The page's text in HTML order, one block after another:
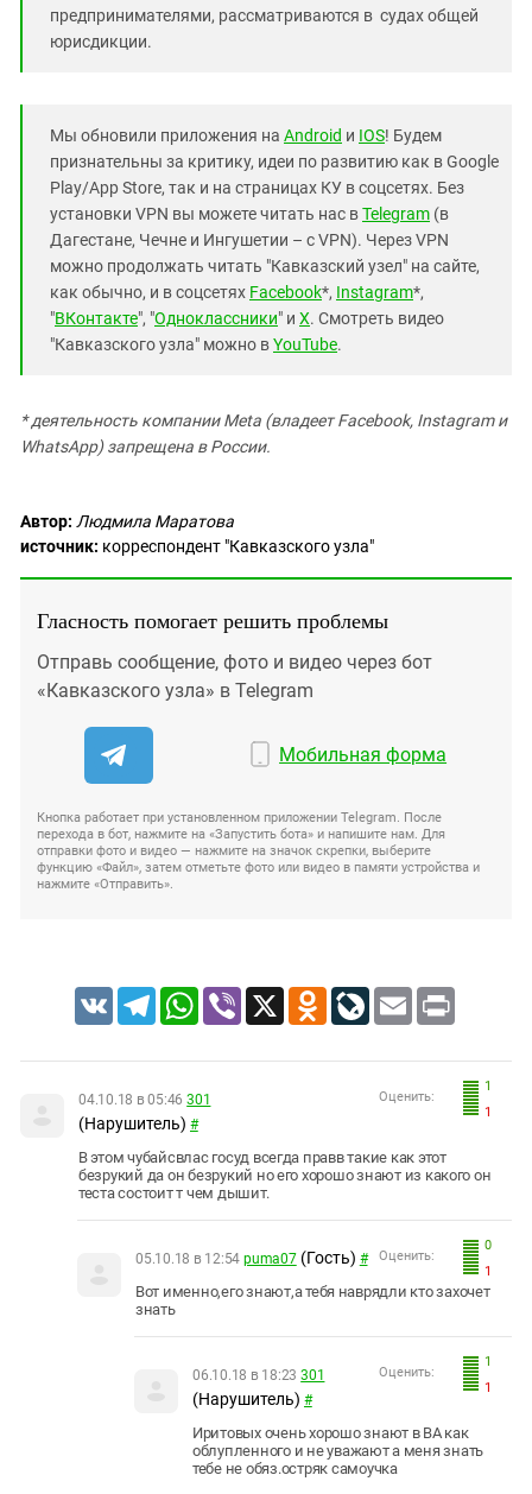
предпринимателями, рассматриваются в судах общей
юрисдикции.
Мы обновили приложения на Android и IOS! Будем
признательны за критику, идеи по развитию как в Google
Play/App Store, так и на страницах КУ в соцсетях. Без
установки VPN вы можете читать нас вTelegram (в
Дагестане, Чечне и Ингушетии – с VPN). Через VPN
можно продолжать читать "Кавказский узел" на сайте,
как обычно, и в соцсетях Facebook*, Instagram*,
"ВКонтакте", "Одноклассники" и X. Смотреть видео
"Кавказского узла" можно вYouTube.
* деятельность компании Meta (владеет Facebook, Instagram и
WhatsApp) запрещена в России.
Автор: Людмила Маратова
источник: корреспондент "Кавказского узла"
Гласность помогает решить проблемы
Отправь сообщение, фото и видео через бот
«Кавказского узла» в Telegram
Мобильная форма
Кнопка работает при установленном приложении Telegram. После
перехода в бот, нажмите на «Запустить бота» и напишите нам. Для
отправки фото и видео — нажмите на значок скрепки, выберите
функцию «Файл», затем отметьте фото или видео в памяти устройства и
нажмите «Отправить».
VK TelegramWhatsApp
Viber X Odnoklassniki
LiveJournal
Email Print
1
1
Оценить:
04.10.18 в 05:46 301
(Нарушитель) #
В этом чубайсвлас госуд всегда правв такие как этот
безрукий да он безрукий но его хорошо знают из какого он
теста состоит т чем дышит.
0
1
Оценить:
05.10.18 в 12:54 puma07 (Гость) #
Вот именно,его знают,а тебя наврядли кто захочет
знать
1
1
Оценить:
06.10.18 в 18:23 301
(Нарушитель) #
Иритовых очень хорошо знают в ВА как
облупленного и не уважают а меня знать
тебе не обяз.остряк самоучка